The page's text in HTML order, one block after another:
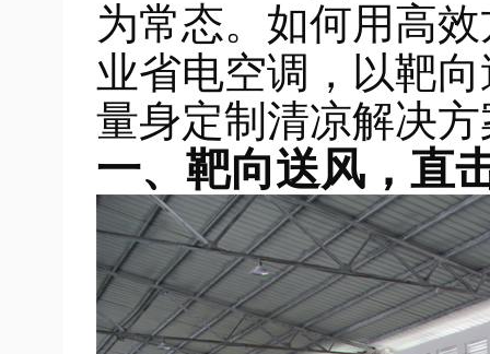
为常态。如何用高
业省电空调 ，以靶
量身定制清凉解决
一、靶向送风，直